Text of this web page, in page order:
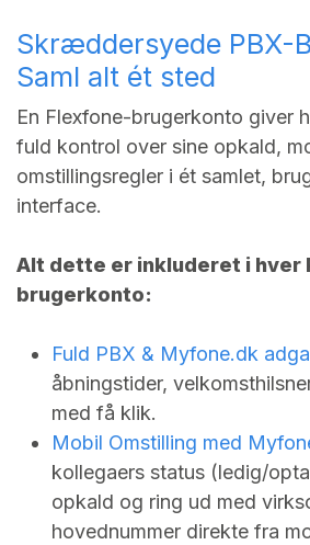
Skræddersyede PBX-
Saml alt ét sted
En Flexfone-brugerkonto giver
fuld kontrol over sine opkald,
omstillingsregler i ét samlet,
interface.
Alt dette er inkluderet i hver
brugerkonto:
Fuld PBX & Myfone.dk
åbningstider,
med få klik.
Mobil Omstilling med
kollegaers status (ledig/
opkald og ring ud med
hovednummer direkte fra